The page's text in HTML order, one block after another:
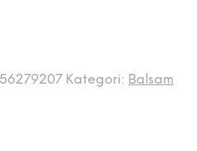
Kategori: Balsam